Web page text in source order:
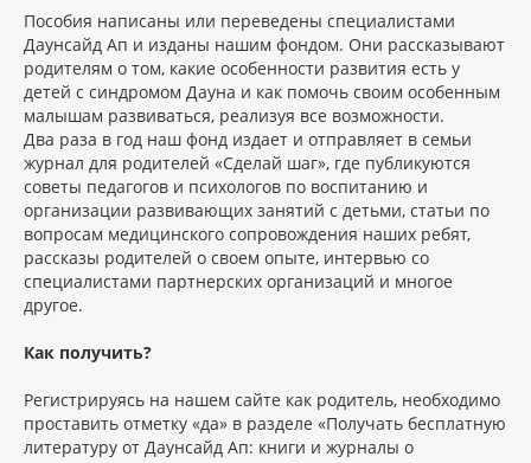
Пособия написаны или переведены специалистами
Даунсайд Ап и изданы нашим фондом. Они рассказывают
родителям о том, какие особенности развития есть у
детей с синдромом Дауна и как помочь своим особенным
малышам развиваться, реализуя все возможности.
Два раза в год наш фонд издает и отправляет в семьи
журнал для родителей «Сделай шаг», где публикуются
советы педагогов и психологов по воспитанию и
организации развивающих занятий с детьми, статьи по
вопросам медицинского сопровождения наших ребят,
рассказы родителей о своем опыте, интервью со
специалистами партнерских организаций и многое
другое.
Как получить?
Регистрируясь на нашем сайте как родитель, необходимо
проставить отметку «да» в разделе «Получать бесплатную
литературу от Даунсайд Ап: книги и журналы о